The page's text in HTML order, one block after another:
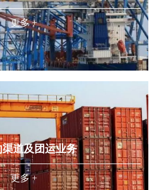
更多 +
道及团运业务
更多 +